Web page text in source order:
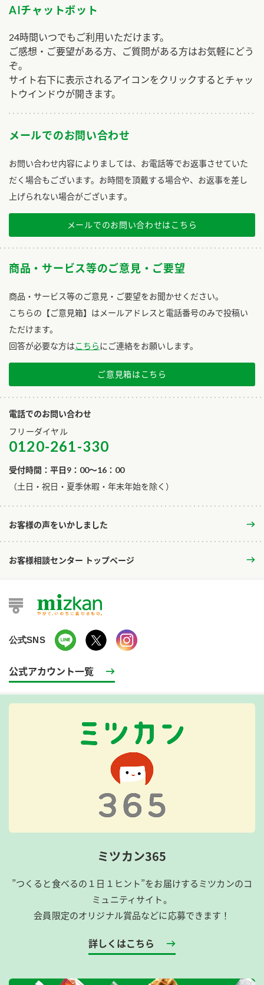
AIチャットボット
24時間いつでもご利用いただけます。
ご感想・ご要望がある方、ご質問がある方はお気軽にどう
ぞ。
サイト右下に表示されるアイコンをクリックするとチャッ
トウインドウが開きます。
メールでのお問い合わせ
お問い合わせ内容によりましては、お電話等でお返事させていた
だく場合もございます。お時間を頂戴する場合や、お返事を差し
上げられない場合がございます。
メールでのお問い合わせはこちら
商品・サービス等のご意見・ご要望
商品・サービス等のご意見・ご要望をお聞かせください。
こちらの【ご意見箱】はメールアドレスと電話番号のみで投稿い
ただけます。
回答が必要な方はこちらにご連絡をお願いします。
ご意見箱はこちら
電話でのお問い合わせ
フリーダイヤル
0120-261-330
受付時間：平日9：00～16：00
​（土日・祝日・夏季休暇・年末年始を除く）
お客様の声をいかしました
お客様相談センター トップページ
公式SNS
公式アカウント一覧
ミツカン365
”つくると食べるの１日１ヒント”をお届けするミツカンのコ
ミュニティサイト。
会員限定のオリジナル賞品などに応募できます！
詳しくはこちら